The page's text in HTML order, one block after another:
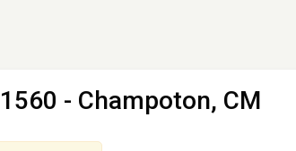
- Champoton, CM